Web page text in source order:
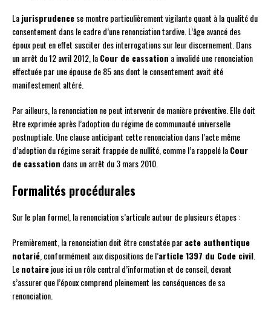
Lajurisprudencese montre particulièrement vigilante quant à la qualité du
consentement dans le cadre d’une renonciation tardive. L’âge avancé des
époux peut en effet susciter des interrogations sur leur discernement. Dans
un arrêt du 12 avril 2012, laCour de cassation a invalidé une renonciation
effectuée par une épouse de 85 ans dont le consentement avait été
manifestement altéré.
Par ailleurs, la renonciation ne peut intervenir de manière préventive. Elle doit
être exprimée après l’adoption du régime de communauté universelle
postnuptiale. Une clause anticipant cette renonciation dans l’acte même
d’adoption du régime serait frappée de nullité, comme l’a rappelé laCour
de cassation dans un arrêt du 3 mars 2010.
Formalités procédurales
Sur le plan formel, la renonciation s’articule autour de plusieurs étapes :
Premièrement, la renonciation doit être constatée paracte authentique
notarié , conformément aux dispositions de l’article 1397 du Code civil
Lenotairejoue ici un rôle central d’information et de conseil, devant
s’assurer que l’époux comprend pleinement les conséquences de sa
renonciation.